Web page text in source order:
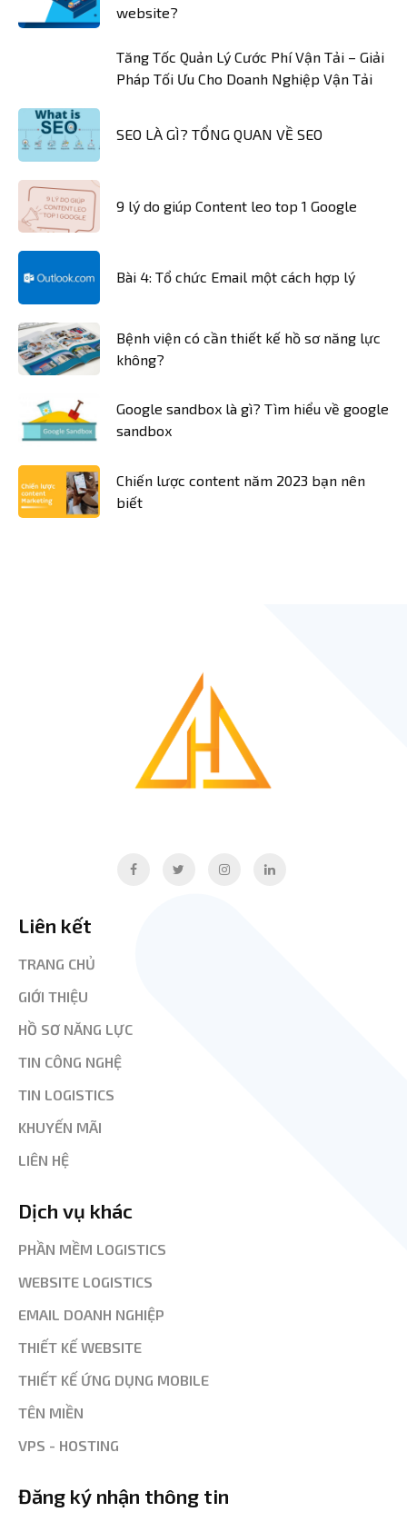
website?
Tăng Tốc Quản Lý Cước Phí Vận Tải – Giải
Pháp Tối Ưu Cho Doanh Nghiệp Vận Tải
SEO LÀ GÌ? TỔNG QUAN VỀ SEO
9 lý do giúp Content leo top 1 Google
Bài 4: Tổ chức Email một cách hợp lý
Bệnh viện có cần thiết kế hồ sơ năng lực
không?
Google sandbox là gì? Tìm hiểu về google
sandbox
Chiến lược content năm 2023 bạn nên
biết
Liên kết
TRANG CHỦ
GIỚI THIỆU
HỒ SƠ NĂNG LỰC
TIN CÔNG NGHỆ
TIN LOGISTICS
KHUYẾN MÃI
LIÊN HỆ
Dịch vụ khác
PHẦN MỀM LOGISTICS
WEBSITE LOGISTICS
EMAIL DOANH NGHIỆP
THIẾT KẾ WEBSITE
THIẾT KẾ ỨNG DỤNG MOBILE
TÊN MIỀN
VPS - HOSTING
Đăng ký nhận thông tin